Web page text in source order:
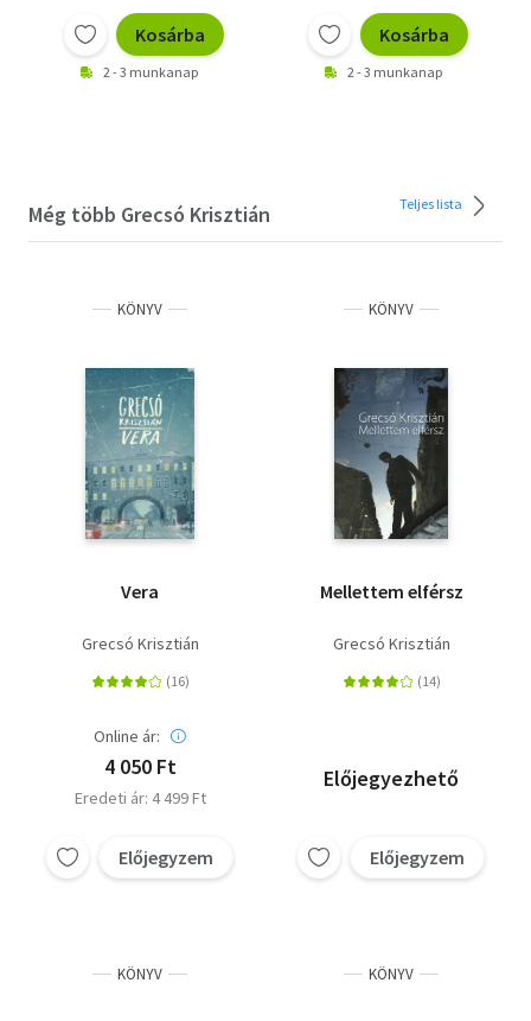
Kosárba
2 - 3 munkanap
Kosárba
2 - 3 munkanap
Még több Grecsó Krisztián Teljes lista
KÖNYV
Vera
Grecsó Krisztián
Online ár:
4 050 Ft
Eredeti ár: 4 499 Ft
Előjegyzem
KÖNYV
Mellettem elférsz
Grecsó Krisztián
Előjegyezhető
Előjegyzem
KÖNYV KÖNYV